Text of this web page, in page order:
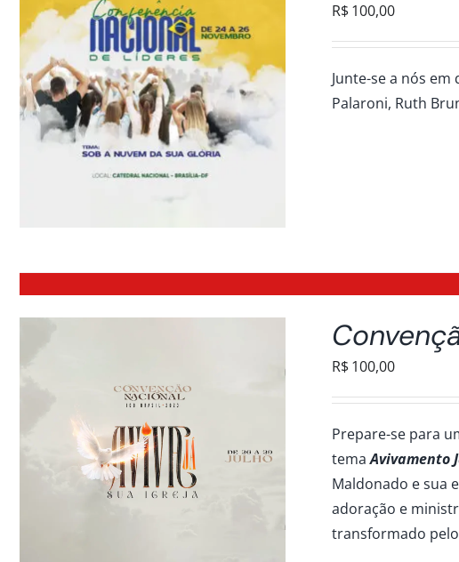
R$100,00
Junte-se a nós
Palaroni, Ruth
R$100,00
Prepare-se para
temaAvivamento
Maldonado e sua
adoração e
transformado